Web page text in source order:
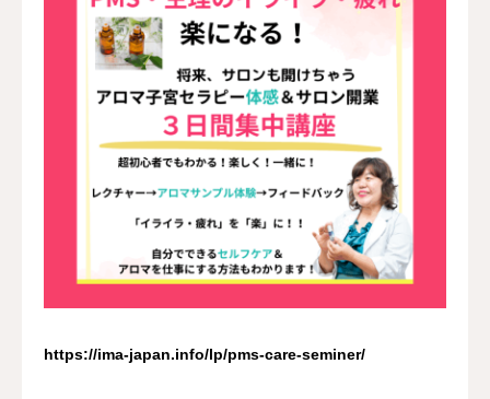
https://ima-japan.info/lp/pms-care-seminer/